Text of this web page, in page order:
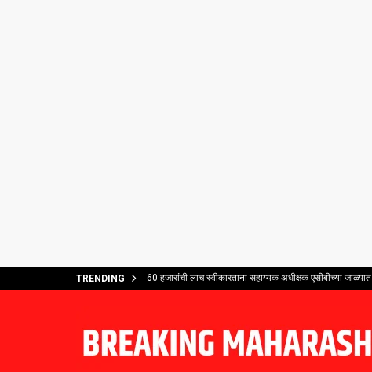
TRENDING 60 हजारांची लाच स्वीकारताना सहाय्यक अधीक्षक एसीबीच्या जाळ्यात